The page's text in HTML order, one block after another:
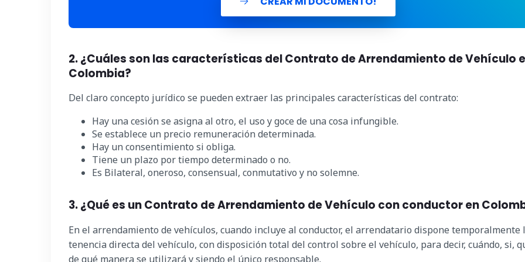
2. ¿Cuáles son las características del Contrato de Arrendamiento de Vehículo
Colombia?
Del claro concepto jurídico se pueden extraer las principales características del contrato:
Hay una cesión se asigna al otro, el uso y goce de una cosa infungible.
Se establece un precio remuneración determinada.
Hay un consentimiento si obliga.
Tiene un plazo por tiempo determinado o no.
Es Bilateral, oneroso, consensual, conmutativo y no solemne.
3. ¿Qué es un Contrato de Arrendamiento de Vehículo con conductor en
En el arrendamiento de vehículos, cuando incluye al conductor, el arrendatario dispone temporalmente
tenencia directa del vehículo, con disposición total del control sobre el vehículo, para decir, cuándo, si,
de qué manera se utilizará y siendo el único responsable.